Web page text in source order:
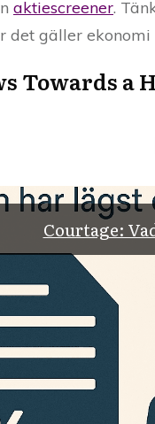
aktiescreener.
det gäller
Towards a
Courtage: